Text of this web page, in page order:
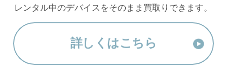
レンタル中のデバイスをそのまま買取りできます。
詳しくはこちら